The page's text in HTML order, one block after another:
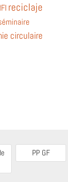
reciclaje
circulaire
PP GF